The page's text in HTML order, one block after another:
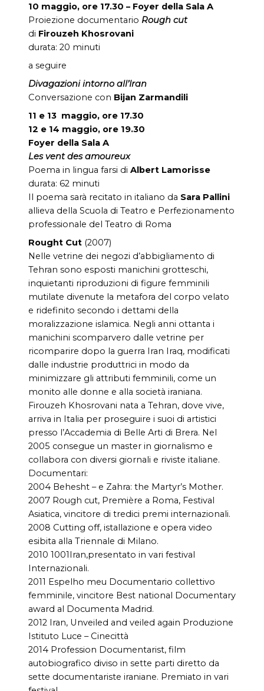
10 maggio, ore 17.30 – Foyer della Sala A
Proiezione documentario Rough cut
di Firouzeh Khosrovani
durata: 20 minuti
a seguire
Divagazioni intorno all’Iran
Conversazione con Bijan Zarmandili
11 e 13 maggio, ore 17.30
12 e 14 maggio, ore 19.30
Foyer della Sala A
Les vent des amoureux
Poema in lingua farsi di Albert Lamorisse
durata: 62 minuti
Il poema sarà recitato in italiano da Sara Pallini
allieva della Scuola di Teatro e Perfezionamento
professionale del Teatro di Roma
Rought Cut (2007)
Nelle vetrine dei negozi d’abbigliamento di
Tehran sono esposti manichini grotteschi,
inquietanti riproduzioni di figure femminili
mutilate divenute la metafora del corpo velato
e ridefinito secondo i dettami della
moralizzazione islamica. Negli anni ottanta i
manichini scomparvero dalle vetrine per
ricomparire dopo la guerra Iran Iraq, modificati
dalle industrie produttrici in modo da
minimizzare gli attributi femminili, come un
monito alle donne e alla società iraniana.
Firouzeh Khosrovani nata a Tehran, dove vive,
arriva in Italia per proseguire i suoi di artistici
presso l’Accademia di Belle Arti di Brera. Nel
2005 consegue un master in giornalismo e
collabora con diversi giornali e riviste italiane.
Documentari:
2004 Behesht – e Zahra: the Martyr’s Mother.
2007 Rough cut, Première a Roma, Festival
Asiatica, vincitore di tredici premi internazionali.
2008 Cutting off, istallazione e opera video
esibita alla Triennale di Milano.
2010 1001Iran,presentato in vari festival
Internazionali.
2011 Espelho meu Documentario collettivo
femminile, vincitore Best national Documentary
award al Documenta Madrid.
2012 Iran, Unveiled and veiled again Produzione
Istituto Luce – Cinecittà
2014 Profession Documentarist, film
autobiografico diviso in sette parti diretto da
sette documentariste iraniane. Premiato in vari